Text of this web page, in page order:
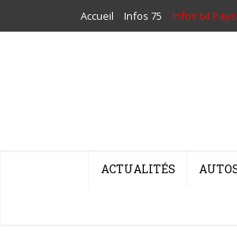
Accueil Infos 75 Infos 64
ACTUALITÉS